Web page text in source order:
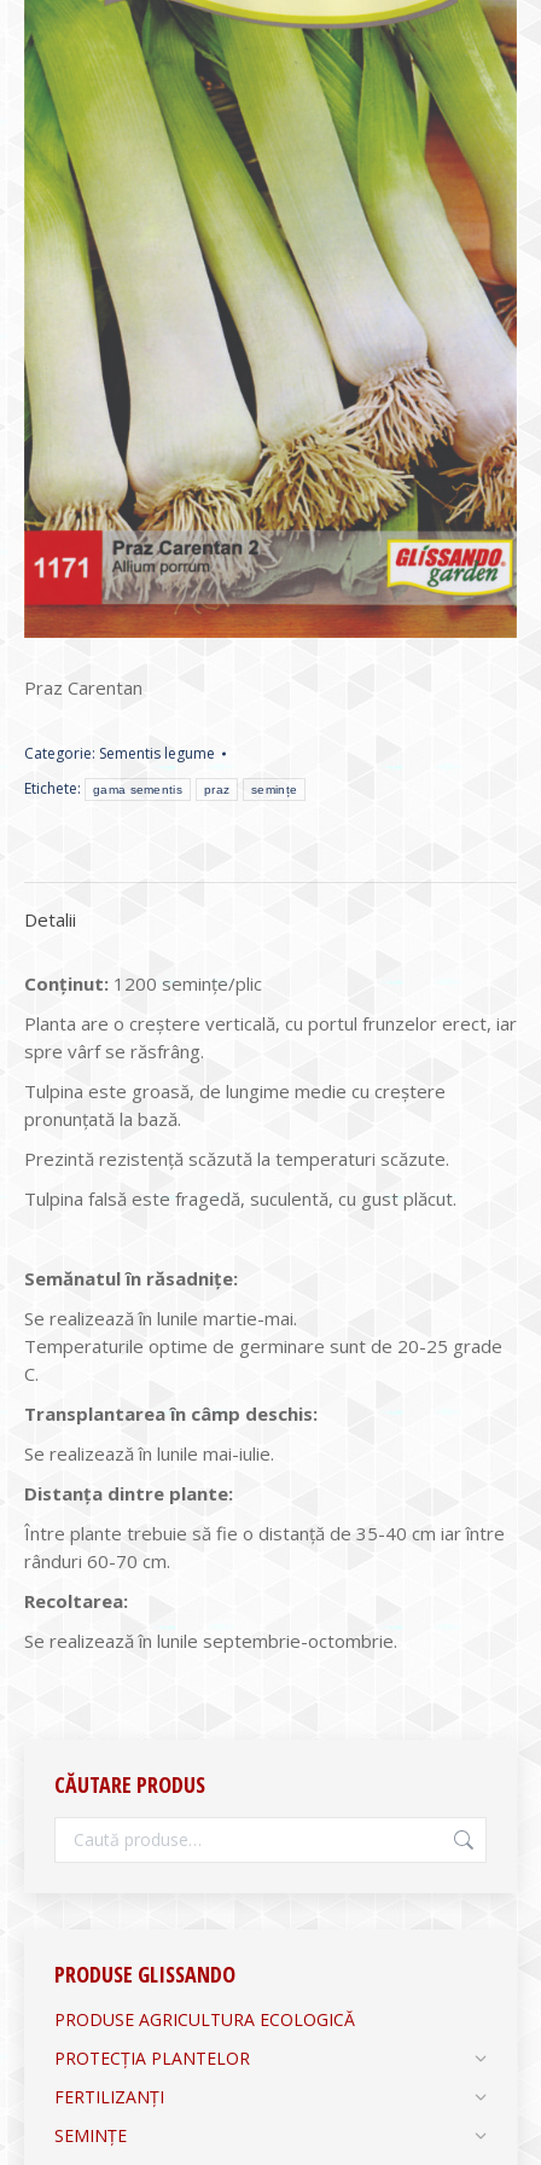
Praz Carentan
Categorie: Sementis legume
Etichete:
gama sementis praz semințe
Detalii
Conținut: 1200 seminţe/plic
Planta are o creştere verticală, cu portul frunzelor erect, iar
spre vârf se răsfrâng.
Tulpina este groasă, de lungime medie cu creştere
pronunţată la bază.
Prezintă rezistenţă scăzută la temperaturi scăzute.
Tulpina falsă este fragedă, suculentă, cu gust plăcut.
Semănatulîn răsadnițe:
Se realizează în lunile martie-mai.
Temperaturile optime de germinare sunt de 20-25 grade
C.
Transplantarea în câmp deschis:
Se realizează în lunile mai-iulie.
Distanţa dintre plante:
Între plante trebuie să fie o distanţă de 35-40 cm iar între
rânduri 60-70 cm.
Recoltarea:
Se realizează în lunile septembrie-octombrie.
CĂUTARE PRODUS
PRODUSE GLISSANDO
PRODUSE AGRICULTURA ECOLOGICĂ
PROTECȚIA PLANTELOR
FERTILIZANȚI
SEMINȚE